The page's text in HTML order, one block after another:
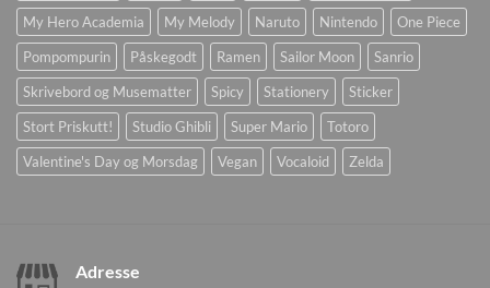
My Hero Academia
My Melody Naruto Nintendo
One Piece
Pompompurin
Påskegodt Ramen Sailor Moon
Sanrio
Skrivebord og Musematter
Spicy Stationery
Sticker
Stort Priskutt!
Studio Ghibli Super Mario
Totoro
Valentine's Day og Morsdag
Vegan Vocaloid Zelda
Adresse